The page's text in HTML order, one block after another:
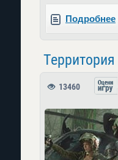
Подробнее
Территория
13460